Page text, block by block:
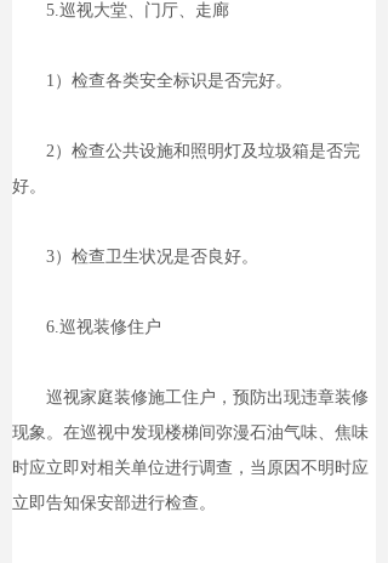
5.巡视大堂、门厅、走廊
1）检查各类安全标识是否完好。
2）检查公共设施和照明灯及垃圾箱是否完
好。
3）检查卫生状况是否良好。
6.巡视装修住户
巡视家庭装修施工住户，预防出现违章装修
现象。在巡视中发现楼梯间弥漫石油气味、焦味
时应立即对相关单位进行调查，当原因不明时应
立即告知保安部进行检查。